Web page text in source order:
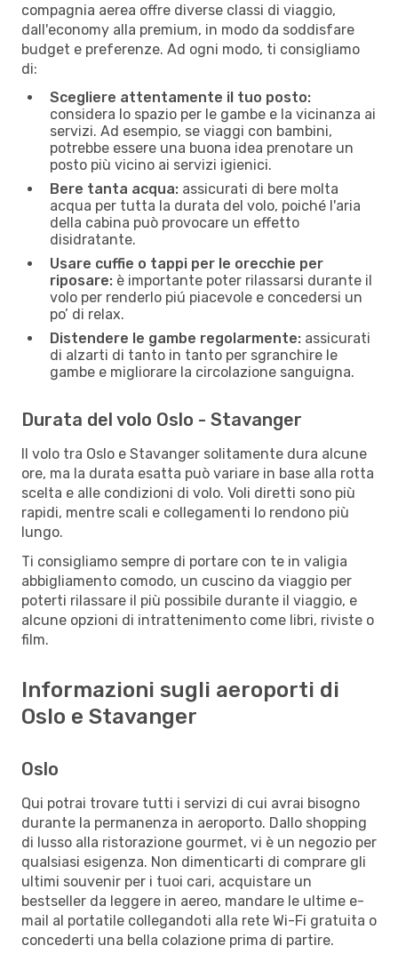
compagnia aerea offre diverse classi di viaggio,
dall'economy alla premium, in modo da soddisfare
budget e preferenze. Ad ogni modo, ti consigliamo
di:
Scegliere attentamente il tuo posto:
considera lo spazio per le gambe e la vicinanza ai
servizi. Ad esempio, se viaggi con bambini,
potrebbe essere una buona idea prenotare un
posto più vicino ai servizi igienici.
Bere tanta acqua: assicurati di bere molta
acqua per tutta la durata del volo, poiché l'aria
della cabina può provocare un effetto
disidratante.
Usare cuffie o tappi per le orecchie per
riposare: è importante poter rilassarsi durante il
volo per renderlo piú piacevole e concedersi un
po’ di relax.
Distendere le gambe regolarmente: assicurati
di alzarti di tanto in tanto per sgranchire le
gambe e migliorare la circolazione sanguigna.
Durata del volo Oslo - Stavanger
Il volo tra Oslo e Stavanger solitamente dura alcune
ore, ma la durata esatta può variare in base alla rotta
scelta e alle condizioni di volo. Voli diretti sono più
rapidi, mentre scali e collegamenti lo rendono più
lungo.
Ti consigliamo sempre di portare con te in valigia
abbigliamento comodo, un cuscino da viaggio per
poterti rilassare il più possibile durante il viaggio, e
alcune opzioni di intrattenimento come libri, riviste o
film.
Informazioni sugli aeroporti di
Oslo e Stavanger
Oslo
Qui potrai trovare tutti i servizi di cui avrai bisogno
durante la permanenza in aeroporto. Dallo shopping
di lusso alla ristorazione gourmet, vi è un negozio per
qualsiasi esigenza. Non dimenticarti di comprare gli
ultimi souvenir per i tuoi cari, acquistare un
bestseller da leggere in aereo, mandare le ultime e-
mail al portatile collegandoti alla rete Wi-Fi gratuita o
concederti una bella colazione prima di partire.